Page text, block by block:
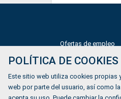
Ofertas de empleo
Formación
Mundiverso
Listado Agencias
POLÍTICA DE COOKIES
Este sitio web utiliza cookies propias
web por parte del usuario, así como